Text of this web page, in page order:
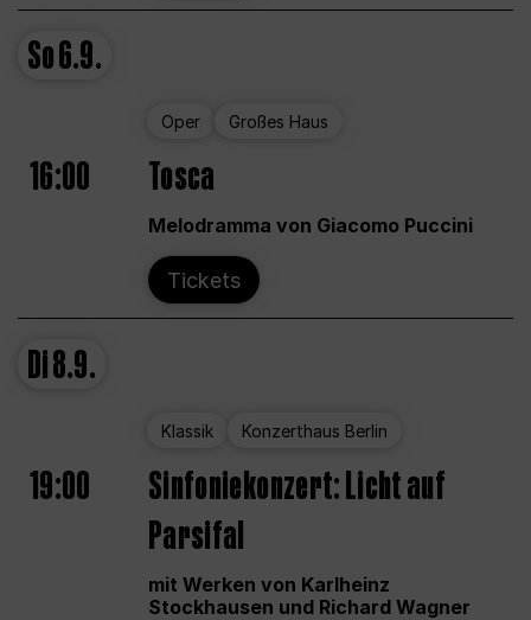
So6.9.
Oper Großes Haus
16:00 Tosca
Melodramma von Giacomo Puccini
Tickets
Di8.9.
Klassik Konzerthaus Berlin
19:00
Sinfoniekonzert: Licht auf
Parsifal
mit Werken von Karlheinz
Stockhausen und Richard Wagner